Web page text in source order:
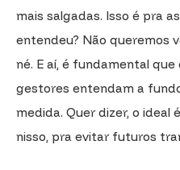
mais salgadas. Isso é pra
entendeu? Não queremos
né. E aí, é fundamental
gestores entendam a
medida. Quer dizer, o ideal
nisso, pra evitar futuros